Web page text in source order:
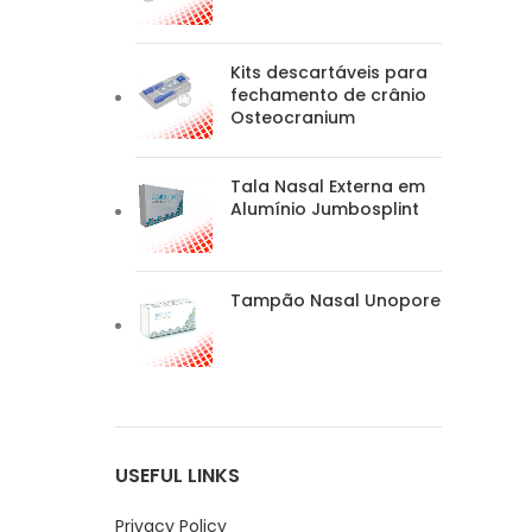
Kits descartáveis para
fechamento de crânio
Osteocranium
Tala Nasal Externa em
Alumínio Jumbosplint
Tampão Nasal Unopore
USEFUL LINKS
Privacy Policy